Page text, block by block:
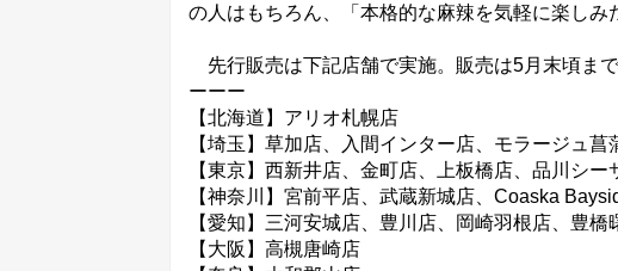
の人はもちろん、「本格的な麻辣を気軽に楽しみ
先行販売は下記店舗で実施。販売は5月末頃まで
ーーー
【北海道】アリオ札幌店
【埼玉】草加店、入間インター店、モラージュ
【東京】西新井店、金町店、上板橋店、品川シー
【神奈川】宮前平店、武蔵新城店、Coaska
【愛知】三河安城店、豊川店、岡崎羽根店、豊橋
【大阪】高槻唐崎店